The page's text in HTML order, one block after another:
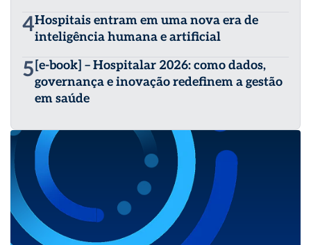
4Hospitais entram em uma nova era de
inteligência humana e artificial
5 [e-book] – Hospitalar 2026: como dados,
governança e inovação redefinem a gestão
em saúde